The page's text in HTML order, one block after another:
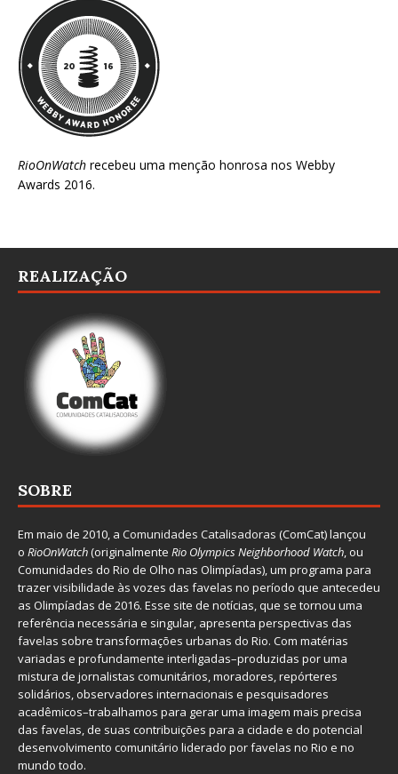
RioOnWatch recebeu uma menção honrosa nos Webby
Awards 2016.
REALIZAÇÃO
SOBRE
Em maio de 2010, a Comunidades Catalisadoras (ComCat) lançou
o RioOnWatch(originalmente Rio Olympics Neighborhood Watch, ou
Comunidades do Rio de Olho nas Olimpíadas), um programa para
trazer visibilidade às vozes das favelas no período que antecedeu
as Olimpíadas de 2016. Esse site de notícias, que se tornou uma
referência necessária e singular, apresenta perspectivas das
favelas sobre transformações urbanas do Rio. Com matérias
variadas e profundamente interligadas–produzidas por uma
mistura de jornalistas comunitários, moradores, repórteres
solidários, observadores internacionais e pesquisadores
acadêmicos–trabalhamos para gerar uma imagem mais precisa
das favelas, de suas contribuições para a cidade e do potencial
desenvolvimento comunitário liderado por favelas no Rio e no
mundo todo.